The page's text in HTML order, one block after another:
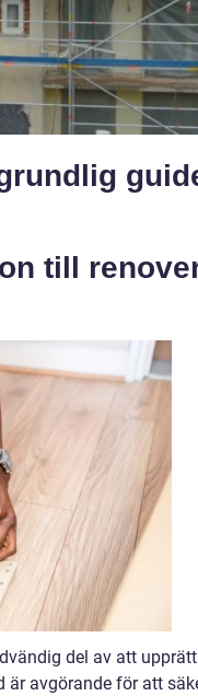
till
del av att
är avgörande för att